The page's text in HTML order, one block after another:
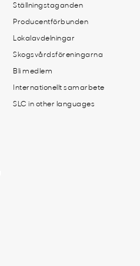
Ställningstaganden
Producentförbunden
Lokalavdelningar
Skogsvårdsföreningarna
Bli medlem
Internationellt samarbete
SLC in other languages